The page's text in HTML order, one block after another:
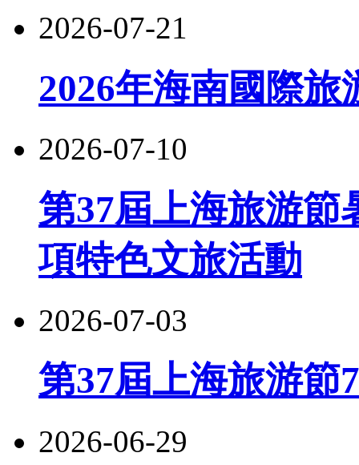
2026-07-21
2026年海南國際
2026-07-10
第37屆上海旅游節
項特色文旅活動
2026-07-03
第37屆上海旅游節
2026-06-29